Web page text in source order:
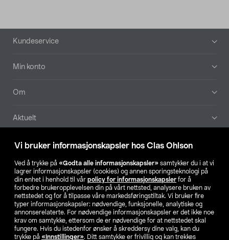
Vi bruker informasjonskapsler hos Clas Ohlson
Ved å trykke på «Godta alle informasjonskapsler» samtykker du i at vi
lagrer informasjonskapsler (cookies) og annen sporingsteknologi på
din enhet i henhold til vår policy for informasjonskapsler for å
forbedre brukeropplevelsen din på vårt nettsted, analysere bruken av
nettstedet og for å tilpasse våre markedsføringstiltak. Vi bruker fire
typer informasjonskapsler: nødvendige, funksjonelle, analytiske og
annonserelaterte. For nødvendige informasjonskapsler er det ikke noe
krav om samtykke, ettersom de er nødvendige for at nettstedet skal
fungere. Hvis du istedenfor ønsker å skreddersy dine valg, kan du
trykke på «Innstillinger». Ditt samtykke er frivillig og kan trekkes
Bunntekst
Kundeservice
Min konto
Om
Aktuelt
Våre selskaper
Finn din butikk
SE NO FI